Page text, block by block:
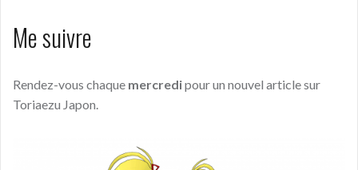
Me suivre
Rendez-vous chaque mercredipour un nouvel article sur
Toriaezu Japon.